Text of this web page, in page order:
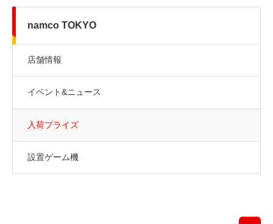
namco TOKYO
店舗情報
イベント&ニュース
入荷プライズ
設置ゲーム機